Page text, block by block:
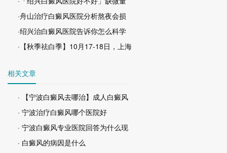
·舟山治疗白癜风医院分析熬夜会损
·绍兴治白癜风医院告诉你怎么科学
·【秋季祛白季】10月17-18日，上海
相关文章
· 【宁波白癜风去哪治】成人白癜风
· 宁波治疗白癜风哪个医院好
· 宁波白癜风专业医院回答为什么现
· 白癜风的病因是什么